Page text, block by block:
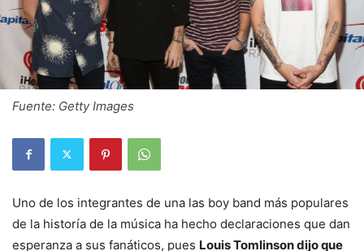
Fuente: Getty Images
Uno de los integrantes de una las boy band más populares
de la historía de la música ha hecho declaraciones que dan
esperanza a sus fanáticos, pues Louis Tomlinson dijo que